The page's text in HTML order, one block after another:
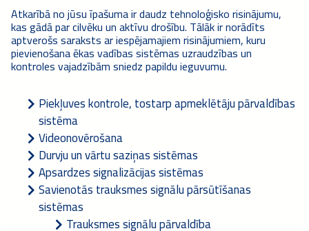
Atkarībā no jūsu īpašuma ir daudz tehnoloģisko risinājumu,
kas gādā par cilvēku un aktīvu drošību. Tālāk ir norādīts
aptverošs saraksts ar iespējamajiem risinājumiem, kuru
pievienošana ēkas vadības sistēmas uzraudzības un
kontroles vajadzībām sniedz papildu ieguvumu.
Piekļuves kontrole, tostarp apmeklētāju pārvaldības
sistēma
Videonovērošana
Durvju un vārtu saziņas sistēmas
Apsardzes signalizācijas sistēmas
Savienotās trauksmes signālu pārsūtīšanas
sistēmas
Trauksmes signālu pārvaldība